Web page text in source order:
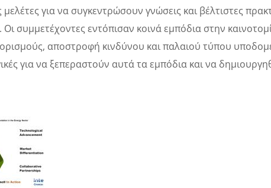
μελέτες για να συγκεντρώσουν γνώσεις και βέλτιστες
συμμετέχοντες εντόπισαν κοινά εμπόδια στην
αποστροφή κινδύνου και παλαιού τύπου
για να ξεπεραστούν αυτά τα εμπόδια και να